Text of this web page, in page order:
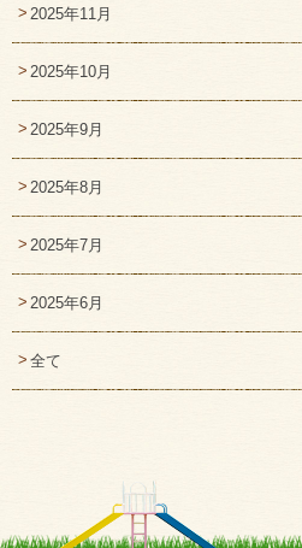
2025年11月
2025年10月
2025年9月
2025年8月
2025年7月
2025年6月
全て